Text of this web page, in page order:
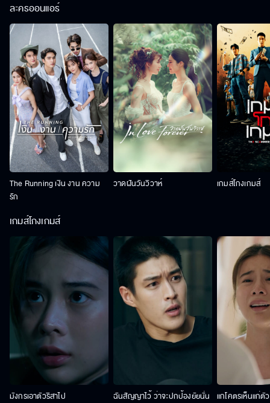
ละครออนแอร์
The Running เงิน งาน ความ
รัก
วาดฝันวันวิวาห์ เกมส์โกงเกมส์
เกมส์โกงเกมส์
มังกรเอาตัวริสาไป ฉันสัญญาไว้ ว่าจะปกป้องยัยนั่น แกโคตรเห็นแก่ตั